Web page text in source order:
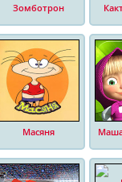
Зомботрон
Масяня